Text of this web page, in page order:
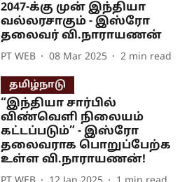
2047-க்கு முன் இந்தியா
வல்லரசாகும் - இஸ்ரோ
தலைவர் வி.நாராயணன்
PT WEB 08 Mar 2025 2 min read
தமிழ்நாடு
“இந்தியா சார்பில்
விண்வெளி நிலையம்
கட்டப்படும்” - இஸ்ரோ
தலைவராக பொறுப்பேற்க
உள்ள வி.நாராயணன்!